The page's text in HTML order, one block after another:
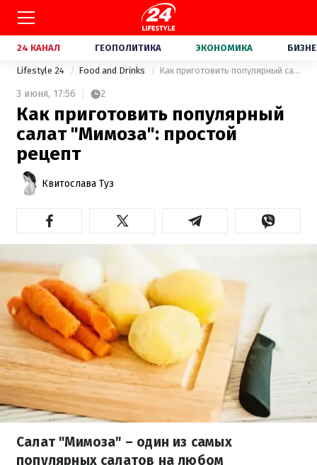
24 КАНАЛ ГЕОПОЛИТИКА ЭКОНОМИКА
Lifestyle 24 Food and Drinks Как приготовить популярный салат "Мимоза": простой рецепт
3 июня, 17:56 2
Как приготовить популярный
салат "Мимоза": простой
рецепт
Квитослава Туз
Салат "Мимоза" – один из самых
популярных салатов на любом